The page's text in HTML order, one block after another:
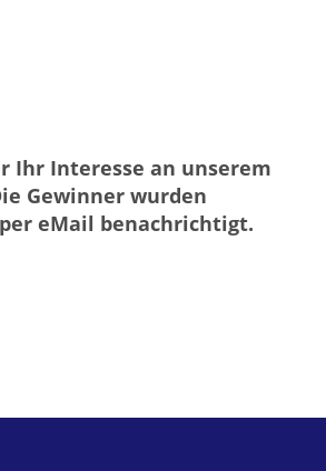
Ihr Interesse an unserem
Gewinner wurden
eMail benachrichtigt.